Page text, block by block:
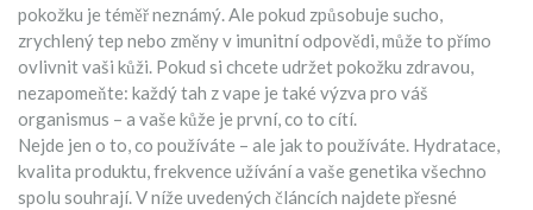
pokožku je téměř neznámý. Ale pokud způsobuje sucho,
zrychlený tep nebo změny v imunitní odpovědi, může to přímo
ovlivnit vaši kůži. Pokud si chcete udržet pokožku zdravou,
nezapomeňte: každý tah z vape je také výzva pro váš
organismus – a vaše kůže je první, co to cítí.
Nejde jen o to, co používáte – ale jak to používáte. Hydratace,
kvalita produktu, frekvence užívání a vaše genetika všechno
spolu souhrají. V níže uvedených článcích najdete přesné